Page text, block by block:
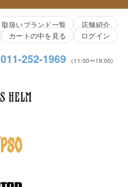
取扱いブランド一覧
店舗紹介
カートの中を見る ログイン
011-252-1969 （11:00〜19:00)